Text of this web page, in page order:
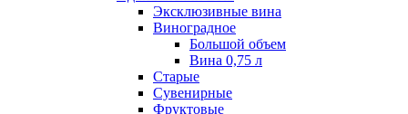
Эксклюзивные вина
Виноградное
Большой объем
Вина 0,75 л
Старые
Сувенирные
Фруктовые